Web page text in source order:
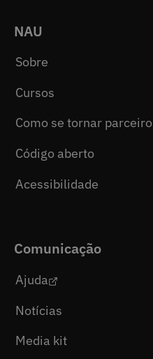
NAU
Sobre
Cursos
Como se tornar parceiro
Código aberto
Acessibilidade
Comunicação
Ajuda
Notícias
Media kit